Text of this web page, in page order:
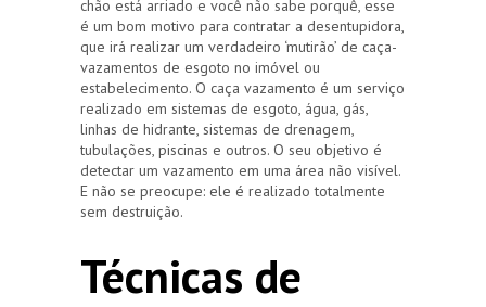
chão está arriado e você não sabe porquê, esse
é um bom motivo para contratar a desentupidora,
que irá realizar um verdadeiro ‘mutirão’ de caça-
vazamentos de esgoto no imóvel ou
estabelecimento. O caça vazamento é um serviço
realizado em sistemas de esgoto, água, gás,
linhas de hidrante, sistemas de drenagem,
tubulações, piscinas e outros. O seu objetivo é
detectar um vazamento em uma área não visível.
E não se preocupe: ele é realizado totalmente
sem destruição.
Técnicas de